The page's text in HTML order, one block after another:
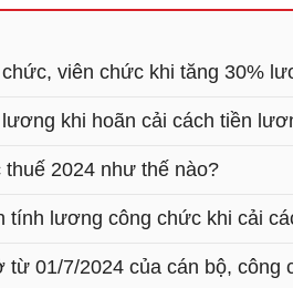
viên chức khi tăng 30%
khi hoãn cải cách tiền
2024 như thế nào?
tính lương công chức khi cải
01/7/2024 của cán bộ, công